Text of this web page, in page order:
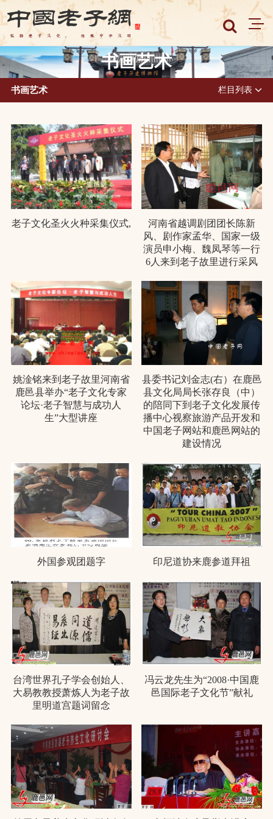
书画艺术
书画艺术 栏目列表
老子文化圣火火种采集仪式,
河南省越调剧团团长陈新
风、剧作家孟华、国家一级
演员申小梅、魏凤琴等一行
6人来到老子故里进行采风
姚淦铭来到老子故里河南省
鹿邑县举办“老子文化专家
论坛·老子智慧与成功人
生”大型讲座
县委书记刘金志(右）在鹿邑
县文化局局长张存良（中）
的陪同下到老子文化发展传
播中心视察旅游产品开发和
中国老子网站和鹿邑网站的
建设情况
外国参观团题字 印尼道协来鹿参道拜祖
台湾世界孔子学会创始人、
大易教教授萧炼人为老子故
里明道宫题词留念
冯云龙先生为“2008·中国鹿
邑国际老子文化节”献礼